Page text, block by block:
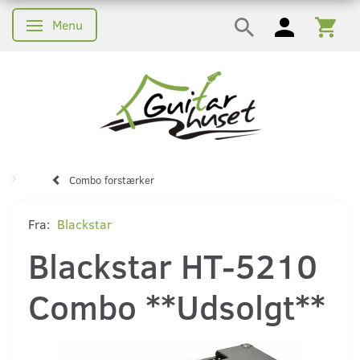
Skifte navigation
Menu
Combo forstærker
Fra: Blackstar
Blackstar HT-5210
Combo **Udsolgt**